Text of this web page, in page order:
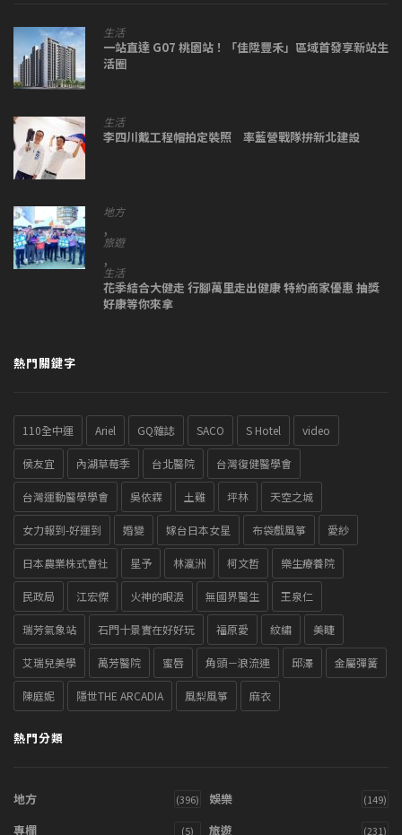
生活
一站直達 G07 桃園站！「佳陞豐禾」區域首發享新站生
活圈
生活
李四川戴工程帽拍定裝照 率藍營戰隊拚新北建設
地方
,
旅遊
,
生活
花季結合大健走 行腳萬里走出健康 特約商家優惠 抽獎
好康等你來拿
熱門關鍵字
110全中運 Ariel GQ雜誌 SACO S Hotel video
侯友宜 內湖草莓季 台北醫院 台灣復健醫學會
台灣運動醫學學會 吳依霖 土雞 坪林 天空之城
女力報到-好運到 婚變 嫁台日本女星 布袋戲風箏 愛紗
日本農業株式會社 星予 林瀛洲 柯文哲 樂生療養院
民政局 江宏傑 火神的眼淚 無國界醫生 王泉仁
瑞芳氣象站 石門十景實在好好玩 福原愛 紋繡 美睫
艾瑞兒美學 萬芳醫院 蜜唇 角頭－浪流連 邱澤 金屬彈簧
陳庭妮 隱世THE ARCADIA 風梨風箏 麻衣
熱門分類
地方 (396) 娛樂 (149)
專欄 (5) 旅遊 (231)